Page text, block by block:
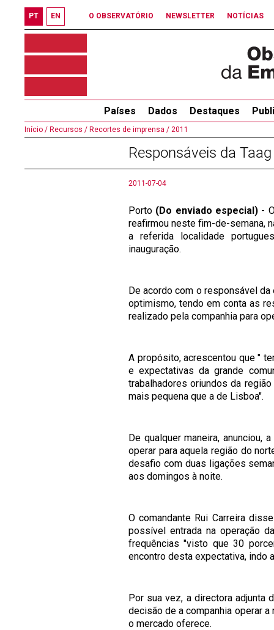
PT EN O OBSERVATÓRIO NEWSLETTER NOTÍCIAS
Países Dados Destaques
Início / Recursos / Recortes de imprensa / 2011
Responsáveis da
2011-07-04
Porto (Do enviado especial)- O
reafirmou neste fim-de-semana,
a referida localidade
inauguração.
De acordo com o responsável
optimismo, tendo em conta as
realizado pela companhia para
A propósito, acrescentou que "
e expectativas da grande
trabalhadores oriundos da
mais pequena que a de Lisboa".
De qualquer maneira, anunciou,
operar para aquela região do
desafio com duas ligações
aos domingos à noite.
O comandante Rui Carreira
possível entrada na operação
frequências "visto que 30
encontro desta expectativa, indo
Por sua vez, a directora adjunta
decisão de a companhia operar
o mercado oferece.